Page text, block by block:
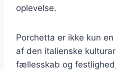
oplevelse.
Porchetta er ikke kun
af den italienske
fællesskab og